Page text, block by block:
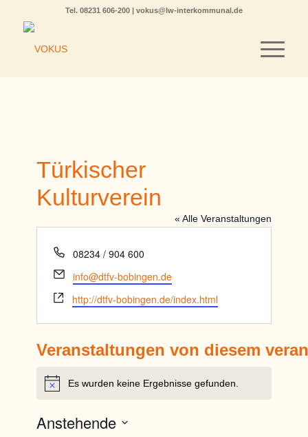
Tel. 08231 606-200 | vokus@lw-interkommunal.de
Türkischer
Kulturverein
« Alle Veranstaltungen
Telefon
08234 / 904 600
Email
info@dtfv-bobingen.de
Webseite
http://dtfv-bobingen.de/index.html
Veranstaltungen von diesem
HinweisEs wurden keine Ergebnisse gefunden.
Anstehende